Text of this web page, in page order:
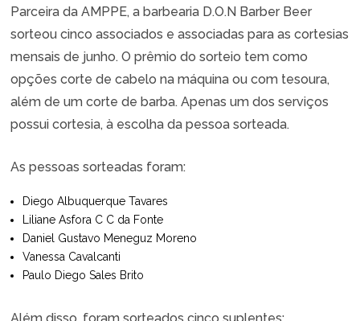
Parceira da AMPPE, a barbearia D.O.N Barber Beer
sorteou cinco associados e associadas para as cortesias
mensais de junho. O prêmio do sorteio tem como
opções corte de cabelo na máquina ou com tesoura,
além de um corte de barba. Apenas um dos serviços
possui cortesia, à escolha da pessoa sorteada.
As pessoas sorteadas foram:
Diego Albuquerque Tavares
Liliane Asfora C C da Fonte
Daniel Gustavo Meneguz Moreno
Vanessa Cavalcanti
Paulo Diego Sales Brito
Além disso, foram sorteados cinco suplentes: